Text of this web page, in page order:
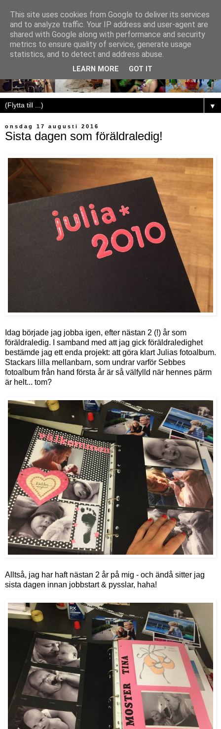
▼
onsdag 17 augusti 2016
Sista dagen som föräldraledig!
Idag började jag jobba igen, efter nästan 2 (!) år som
föräldraledig. I samband med att jag gick föräldraledighet
bestämde jag ett enda projekt: att göra klart Julias fotoalbum.
Stackars lilla mellanbarn, som undrar varför Sebbes
fotoalbum från hand första år är så välfylld när hennes pärm
är helt... tom?
Alltså, jag har haft nästan 2 år på mig - och ändå sitter jag
sista dagen innan jobbstart & pysslar, haha!
This site uses cookies from Google to deliver its services
and to analyze traffic. Your IP address and user-agent are
shared with Google along with performance and security
metrics to ensure quality of service, generate usage
statistics, and to detect and address abuse.
LEARN MORE GOT IT